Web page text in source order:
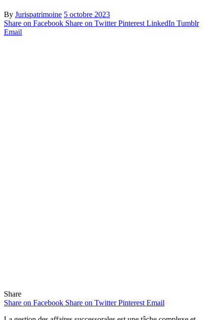
By Jurispatrimoine 5 octobre 2023
Share on Facebook Share on Twitter Pinterest LinkedIn Tumblr
Email
Share
Share on Facebook Share on Twitter Pinterest Email